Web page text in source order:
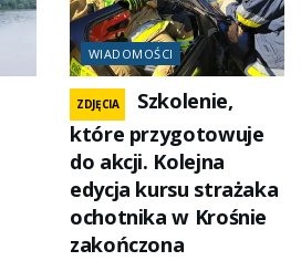
WIADOMOŚCI
ZDJĘCIA
Szkolenie,
które przygotowuje
do akcji. Kolejna
edycja kursu strażaka
ochotnika w Krośnie
zakończona